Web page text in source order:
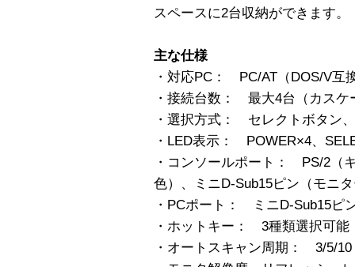
スペースに2台収納ができます。
主な仕様
・対応PC： PC/AT（DOS/V互
・接続台数： 最大4台（カスケ
・選択方式： セレクトボタン
・LED表示： POWER×4、
・コンソールポート： PS/2（
色）、ミニD-Sub15ピン（モニ
・PCポート： ミニD-Sub15ピ
・ホットキー： 3種類選択可能
・オートスキャン周期： 3/5/